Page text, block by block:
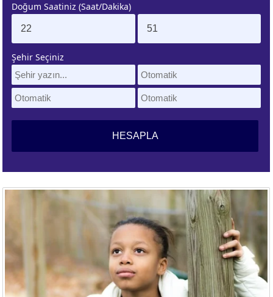
4. EV
10. EV
Doğum Saatiniz (Saat/Dakika)
Şehir Seçiniz